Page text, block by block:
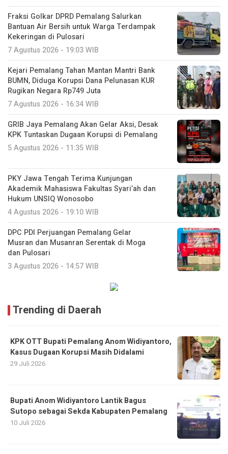
Fraksi Golkar DPRD Pemalang Salurkan
Bantuan Air Bersih untuk Warga Terdampak
Kekeringan di Pulosari
7 Agustus 2026 - 19:03 WIB
Kejari Pemalang Tahan Mantan Mantri Bank
BUMN, Diduga Korupsi Dana Pelunasan KUR
Rugikan Negara Rp749 Juta
7 Agustus 2026 - 16:34 WIB
GRIB Jaya Pemalang Akan Gelar Aksi, Desak
KPK Tuntaskan Dugaan Korupsi di Pemalang
5 Agustus 2026 - 11:35 WIB
PKY Jawa Tengah Terima Kunjungan
Akademik Mahasiswa Fakultas Syari’ah dan
Hukum UNSIQ Wonosobo
4 Agustus 2026 - 19:10 WIB
DPC PDI Perjuangan Pemalang Gelar
Musran dan Musanran Serentak di Moga
dan Pulosari
3 Agustus 2026 - 14:57 WIB
Trending di Daerah
KPK OTT Bupati Pemalang Anom Widiyantoro,
Kasus Dugaan Korupsi Masih Didalami
29 Juli 2026
Bupati Anom Widiyantoro Lantik Bagus
Sutopo sebagai Sekda Kabupaten Pemalang
10 Juli 2026